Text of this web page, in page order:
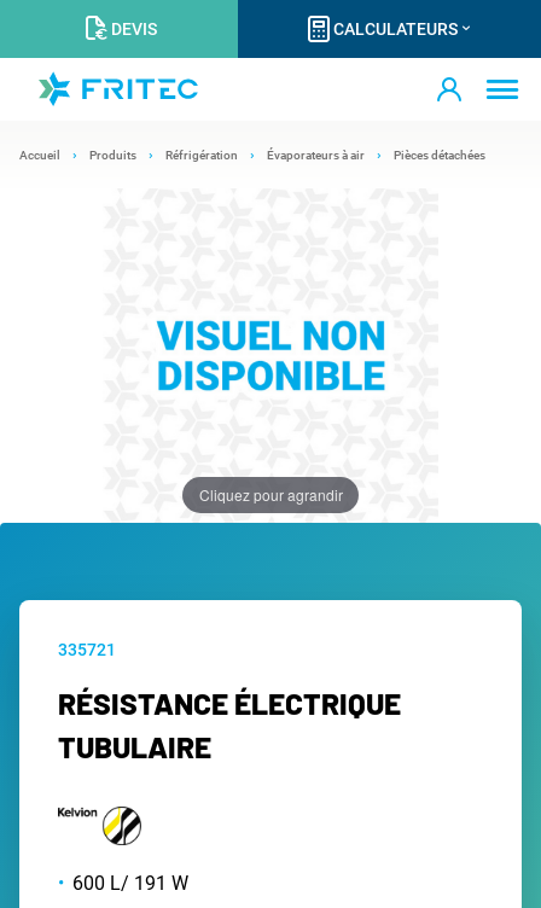
DEVIS CALCULATEURS
Accueil Produits Réfrigération Évaporateurs à air Pièces détachées
Cliquez pour agrandir
335721
RÉSISTANCE ÉLECTRIQUE
TUBULAIRE
600 L/ 191 W